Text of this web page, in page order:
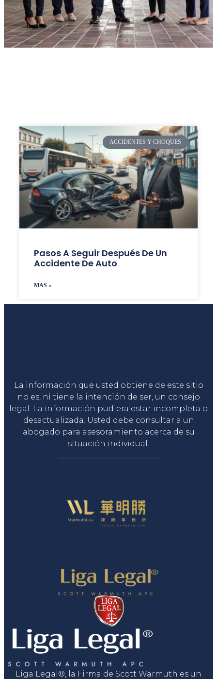
ACCIDENTES Y CHOQUES
Pasos A Seguir Después De Un
Accidente De Auto
MAS »
La información que usted obtiene de este sitio
no es, ni tiene la intención de ser, un consejo
legal. La información pudiera estar incompleta o
desactualizada. Usted debe consultar a un
abogado para asesoramiento acerca de su
situación individual.
Liga Legal®, la Firma de Scott Warmuth es un